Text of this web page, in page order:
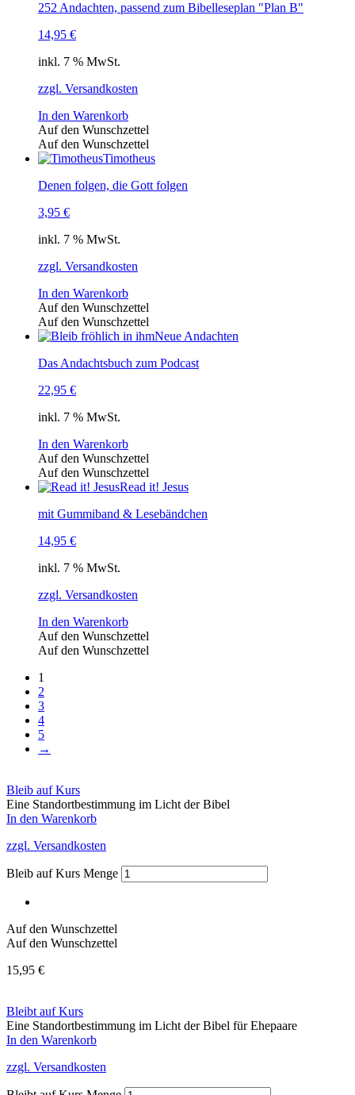
252 Andachten, passend zum Bibelleseplan "Plan B"
14,95 €
inkl. 7 % MwSt.
zzgl. Versandkosten
In den Warenkorb
Auf den Wunschzettel
Auf den Wunschzettel
Timotheus
Denen folgen, die Gott folgen
3,95 €
inkl. 7 % MwSt.
zzgl. Versandkosten
In den Warenkorb
Auf den Wunschzettel
Auf den Wunschzettel
Neue Andachten
Das Andachtsbuch zum Podcast
22,95 €
inkl. 7 % MwSt.
In den Warenkorb
Auf den Wunschzettel
Auf den Wunschzettel
Read it! Jesus
mit Gummiband & Lesebändchen
14,95 €
inkl. 7 % MwSt.
zzgl. Versandkosten
In den Warenkorb
Auf den Wunschzettel
Auf den Wunschzettel
1
2
3
4
5
→
Bleib auf Kurs
Eine Standortbestimmung im Licht der Bibel
In den Warenkorb
zzgl. Versandkosten
Bleib auf Kurs Menge
Auf den Wunschzettel
Auf den Wunschzettel
15,95 €
Bleibt auf Kurs
Eine Standortbestimmung im Licht der Bibel für Ehepaare
In den Warenkorb
zzgl. Versandkosten